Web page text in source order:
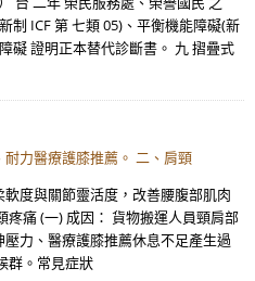
制 ICF 第 七類 05)、平衡機能障礙(新
礙 證明正本替代診斷書。 九 摺疊式
力醫療護膝推薦。 二、肩頸
度與關節靈活度，改善腰腹部肌肉
痛 (一) 成因： 貨物搬運人員頸肩部
力、醫療護膝推薦休息不足產生過
群。常見症狀